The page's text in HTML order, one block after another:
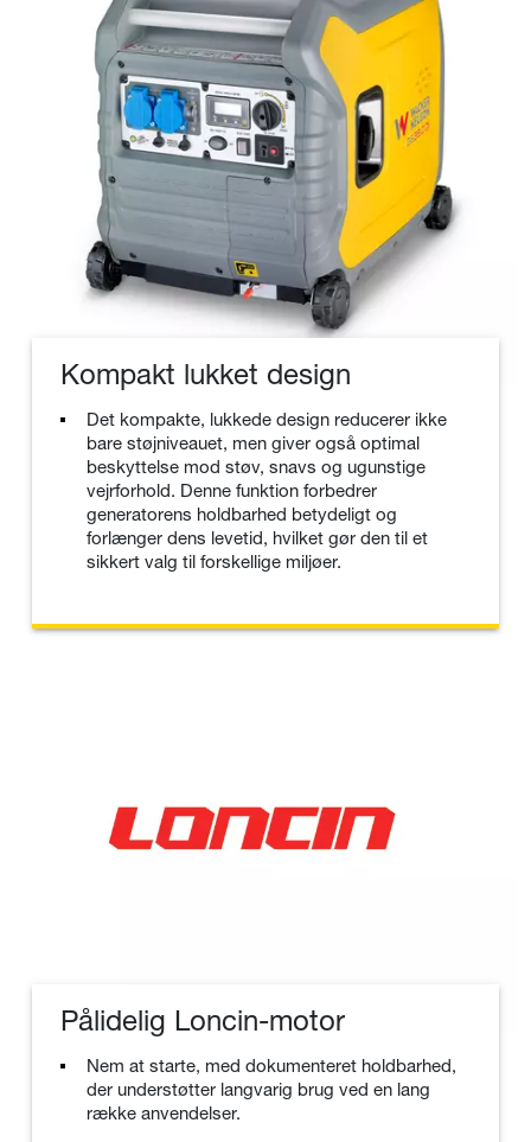
Kompakt lukket design
Det kompakte, lukkede design reducerer ikke
bare støjniveauet, men giver også optimal
beskyttelse mod støv, snavs og ugunstige
vejrforhold. Denne funktion forbedrer
generatorens holdbarhed betydeligt og
forlænger dens levetid, hvilket gør den til et
sikkert valg til forskellige miljøer.
Pålidelig Loncin-motor
Nem at starte, med dokumenteret holdbarhed,
der understøtter langvarig brug ved en lang
række anvendelser.